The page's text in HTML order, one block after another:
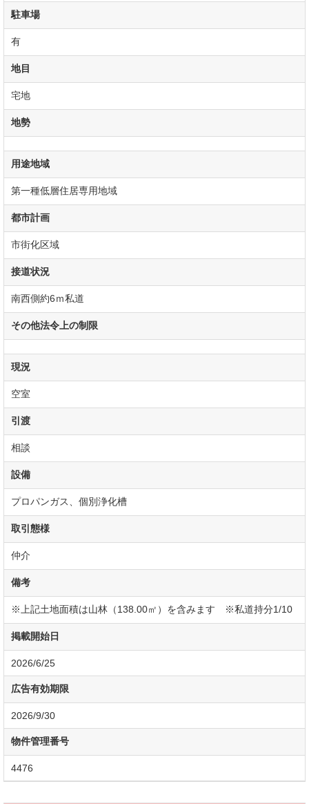
駐車場
有
地目
宅地
地勢
用途地域
第一種低層住居専用地域
都市計画
市街化区域
接道状況
南西側約6ｍ私道
その他法令上の制限
現況
空室
引渡
相談
設備
プロパンガス、個別浄化槽
取引態様
仲介
備考
※上記土地面積は山林（138.00㎡）を含みます ※私道持分1/10
掲載開始日
2026/6/25
広告有効期限
2026/9/30
物件管理番号
4476